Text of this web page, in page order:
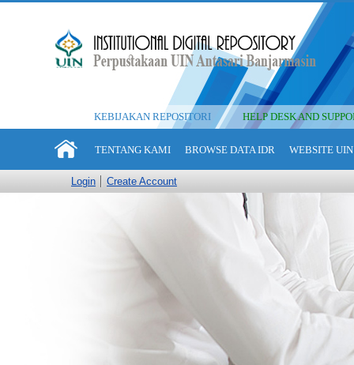
KEBIJAKAN REPOSITORI HELP DESK AND
TENTANG KAMI BROWSE DATA IDR WEBSITE
Login Create Account